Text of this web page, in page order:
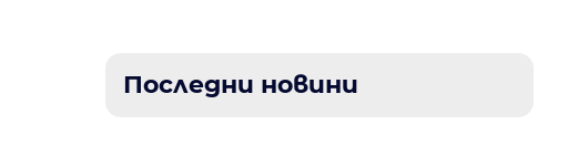
Последни новини